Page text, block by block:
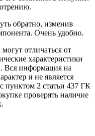
обратно, изменив
Очень удобно.
отличаться от
характеристики
Вся информация на
и не является
пунктом 2 статьи 437 ГК
проверять наличие